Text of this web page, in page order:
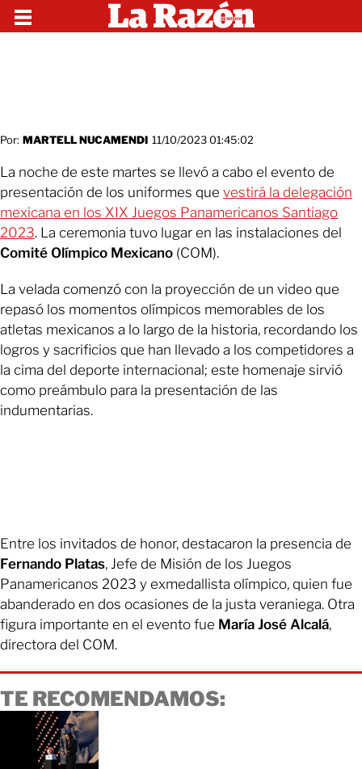
Por: MARTELL NUCAMENDI 11/10/2023 01:45:02
La noche de este martes se llevó a cabo el evento de
presentación de los uniformes que vestirá la delegación
mexicana en los XIX Juegos Panamericanos Santiago
2023. La ceremonia tuvo lugar en las instalaciones del
Comité Olímpico Mexicano (COM).
La velada comenzó con la proyección de un video que
repasó los momentos olímpicos memorables de los
atletas mexicanos a lo largo de la historia, recordando los
logros y sacrificios que han llevado a los competidores a
la cima del deporte internacional; este homenaje sirvió
como preámbulo para la presentación de las
indumentarias.
Entre los invitados de honor, destacaron la presencia de
Fernando Platas, Jefe de Misión de los Juegos
Panamericanos 2023 y exmedallista olímpico, quien fue
abanderado en dos ocasiones de la justa veraniega. Otra
figura importante en el evento fue María José Alcalá,
directora del COM.
TE RECOMENDAMOS: